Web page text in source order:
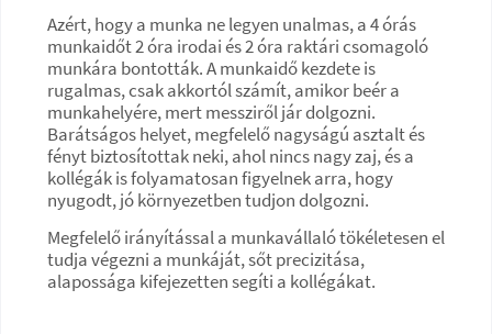
Azért, hogy a munka ne legyen unalmas, a 4 órás
munkaidőt 2 óra irodai és 2 óra raktári csomagoló
munkára bontották. A munkaidő kezdete is
rugalmas, csak akkortól számít, amikor beér a
munkahelyére, mert messziről jár dolgozni.
Barátságos helyet, megfelelő nagyságú asztalt és
fényt biztosítottak neki, ahol nincs nagy zaj, és a
kollégák is folyamatosan figyelnek arra, hogy
nyugodt, jó környezetben tudjon dolgozni.
Megfelelő irányítással a munkavállaló tökéletesen el
tudja végezni a munkáját, sőt precizitása,
alapossága kifejezetten segíti a kollégákat.